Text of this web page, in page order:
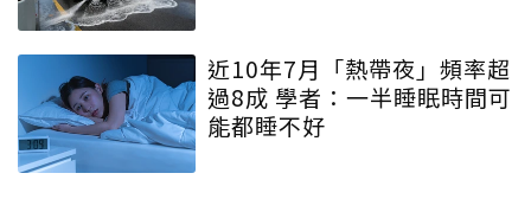
近10年7月「熱帶夜」頻率超
過8成 學者：一半睡眠時間可
能都睡不好